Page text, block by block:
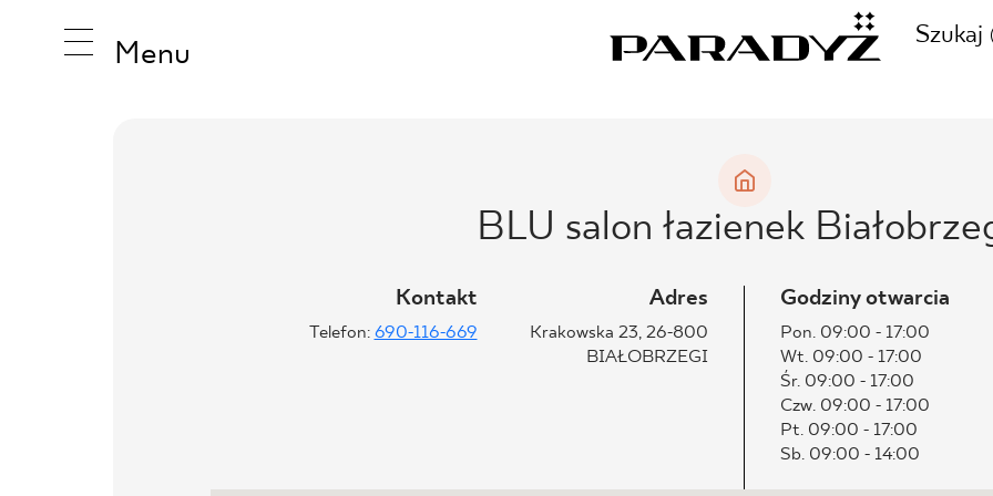
Menu
Szukaj
INSPIRACJE
PRODUKTY
ZADZWOŃ DO NAS
+48
SKLEP INTERNETOWY
44 736
BLU salon łazienek
Kontakt
Telefon: 690-116-669
Adres
Krakowska 23, 26-800
BIAŁOBRZEGI
Godziny otwarcia
Pon. 09:00 - 17:00
Wt. 09:00 - 17:00
Śr. 09:00 - 17:00
Czw. 09:00 - 17:00
Pt. 09:00 - 17:00
Sb. 09:00 - 14:00